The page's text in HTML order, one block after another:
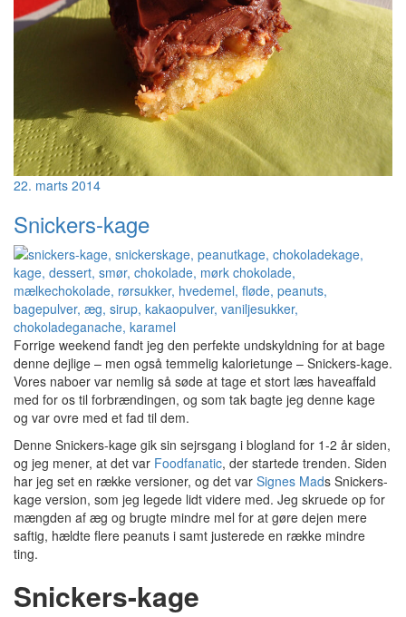
22. marts 2014
Snickers-kage
Forrige weekend fandt jeg den perfekte undskyldning for at bage
denne dejlige – men også temmelig kalorietunge – Snickers-kage.
Vores naboer var nemlig så søde at tage et stort læs haveaffald
med for os til forbrændingen, og som tak bagte jeg denne kage
og var ovre med et fad til dem.
Denne Snickers-kage gik sin sejrsgang i blogland for 1-2 år siden,
og jeg mener, at det var Foodfanatic, der startede trenden. Siden
har jeg set en række versioner, og det var Signes Mads Snickers-
kage version, som jeg legede lidt videre med. Jeg skruede op for
mængden af æg og brugte mindre mel for at gøre dejen mere
saftig, hældte flere peanuts i samt justerede en række mindre
ting.
Snickers-kage